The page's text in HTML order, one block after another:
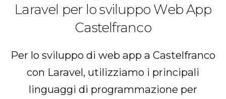
Laravel per lo sviluppo Web App
Castelfranco
Per lo sviluppo di web app a Castelfranco
con Laravel, utilizziamo i principali
linguaggi di programmazione per